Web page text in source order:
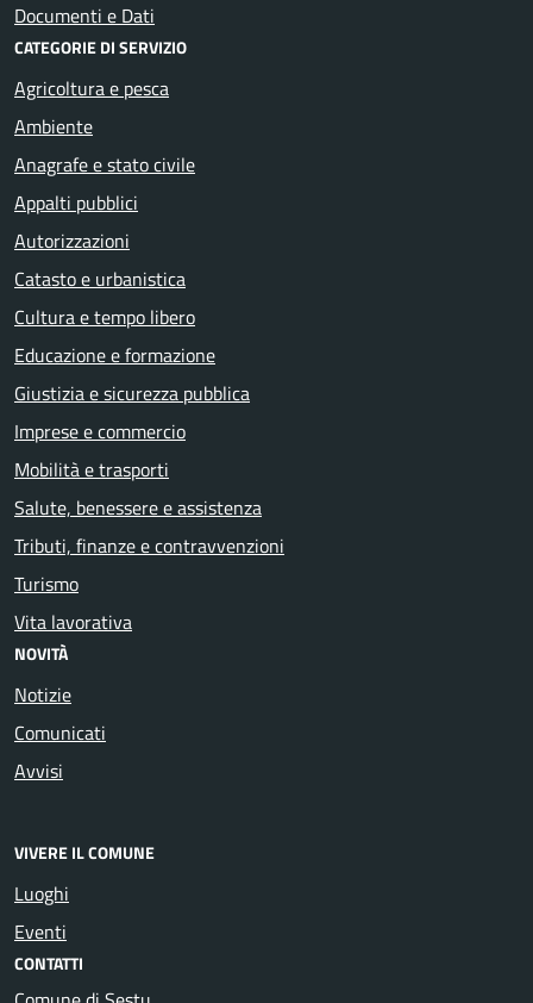
Documenti e Dati
CATEGORIE DI SERVIZIO
Agricoltura e pesca
Ambiente
Anagrafe e stato civile
Appalti pubblici
Autorizzazioni
Catasto e urbanistica
Cultura e tempo libero
Educazione e formazione
Giustizia e sicurezza pubblica
Imprese e commercio
Mobilità e trasporti
Salute, benessere e assistenza
Tributi, finanze e contravvenzioni
Turismo
Vita lavorativa
NOVITÀ
Notizie
Comunicati
Avvisi
VIVERE IL COMUNE
Luoghi
Eventi
CONTATTI